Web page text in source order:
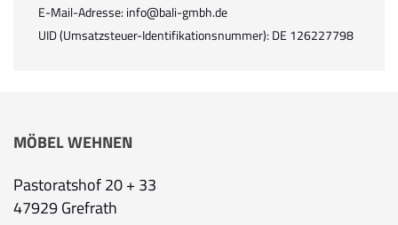
E-Mail-Adresse: info@bali-gmbh.de
UID (Umsatzsteuer-Identifikationsnummer): DE 126227798
MÖBEL WEHNEN
Pastoratshof 20 + 33
47929 Grefrath